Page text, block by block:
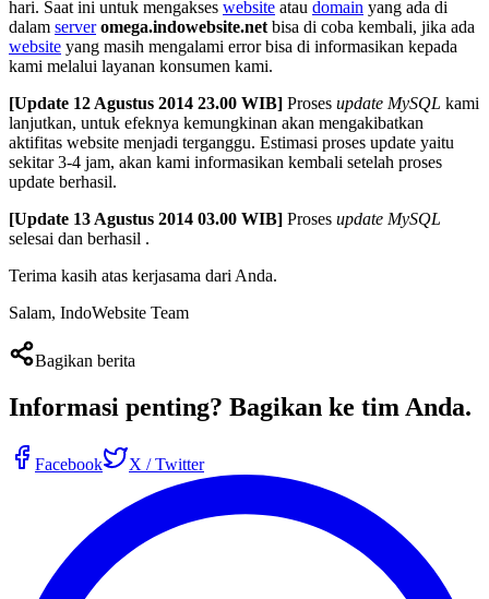
hari. Saat ini untuk mengakses website atau domain yang ada di
dalam server omega.indowebsite.net bisa di coba kembali, jika ada
website yang masih mengalami error bisa di informasikan kepada
kami melalui layanan konsumen kami.
[Update 12 Agustus 2014 23.00 WIB] Proses update MySQL kami
lanjutkan, untuk efeknya kemungkinan akan mengakibatkan
aktifitas website menjadi terganggu. Estimasi proses update yaitu
sekitar 3-4 jam, akan kami informasikan kembali setelah proses
update berhasil.
[Update 13 Agustus 2014 03.00 WIB] Proses update MySQL
selesai dan berhasil .
Terima kasih atas kerjasama dari Anda.
Salam, IndoWebsite Team
Bagikan berita
Informasi penting? Bagikan ke tim Anda.
Facebook X / Twitter